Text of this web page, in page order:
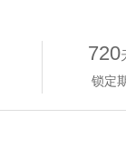
720
锁定